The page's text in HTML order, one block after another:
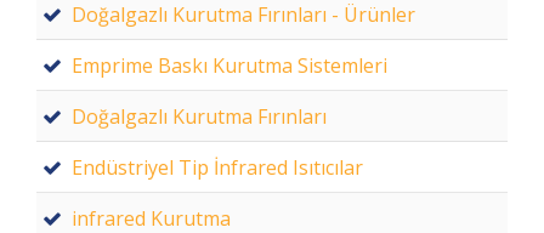
Doğalgazlı Kurutma Fırınları - Ürünler
Emprime Baskı Kurutma Sistemleri
Doğalgazlı Kurutma Fırınları
Endüstriyel Tip İnfrared Isıtıcılar
infrared Kurutma